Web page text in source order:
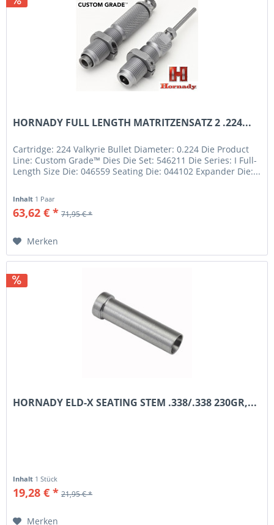
HORNADY FULL LENGTH MATRITZENSATZ 2 .224...
Cartridge: 224 Valkyrie Bullet Diameter: 0.224 Die Product
Line: Custom Grade™ Dies Die Set: 546211 Die Series: I Full-
Length Size Die: 046559 Seating Die: 044102 Expander Die:...
Inhalt 1 Paar
63,62 € * 71,95 € *
Merken
HORNADY ELD-X SEATING STEM .338/.338 230GR,...
Inhalt 1 Stück
19,28 € * 21,95 € *
Merken